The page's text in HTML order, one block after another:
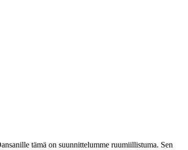
tämä on suunnittelumme ruumiillistuma. Sen